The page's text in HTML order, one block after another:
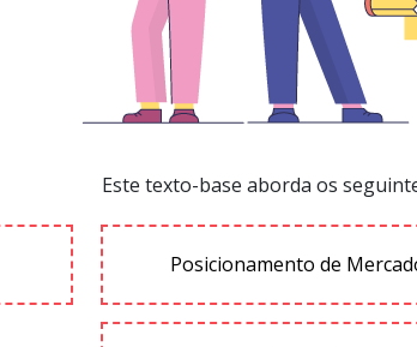
Este texto-base aborda os
Posicionamento de